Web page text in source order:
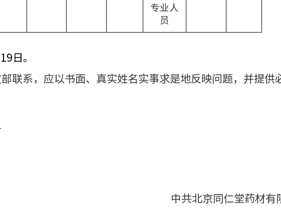
专业人
员
日。
联系，应以书面、真实姓名实事求是地反映问题，并提供
中共北京同仁堂药材有